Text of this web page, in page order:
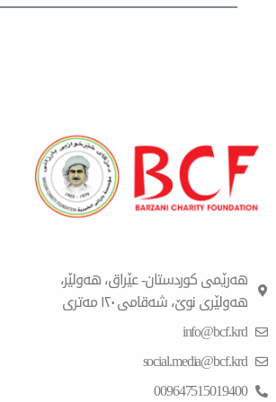
هەرێمی کوردستان- عێراق، هەولێر،
هەولێری نوێ، شەقامی ١٢٠ مەتری
info@bcf.krd
social.media@bcf.krd
009647515019400